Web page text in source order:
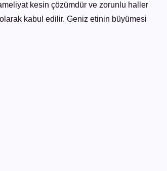
kesin çözümdür ve zorunlu haller
olarak kabul edilir. Geniz etinin büyümesi